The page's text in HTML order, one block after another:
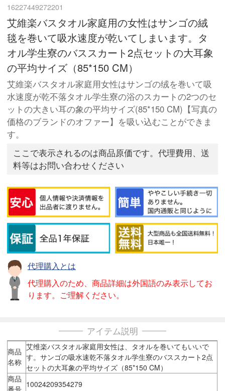
16227449272201
艾維楽バスタオル家庭用の女性はサンゴの絨
毯を巻いて吸水速度が乾いてしまいます。タ
オル学生寮のバススカート2点セットの大耳象
の平均サイズ（85*150 CM）
艾維楽バスタオル家庭用女性はサンゴの绒を巻いて吸
水速度が乾不落タオル学生寮の浴のスカートの2つのセ
ットの大きい耳の象の平均サイズ(85*150 CM)【写真の
価格のブランドのオファー】を吸い込むことができま
す。
ここで表示されるのは商品原価です。代理費用、送
料等はお問い合わせください
代理購入とは
代理購入のため、商品詳細は外国語のみ表示してお
ります。ご理解ください。
アイテム説明
商品
名称
艾维楽バスタオル家庭用女性は、タオルを巻いてもいいで
す。サンゴの吸水速乾不落タオル学生寮のバススカート2点
セットの大耳象の平均サイズ（85*150 CM）
商品
番号 10024209354279